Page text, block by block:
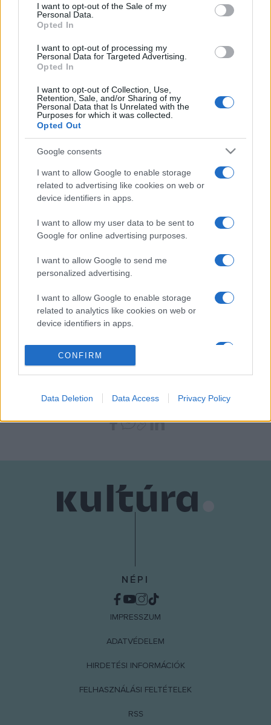
consent section.
I want to opt-out of the Sale of my
Personal Data.
Opted In
I want to opt-out of processing my
Personal Data for Targeted Advertising.
Opted In
I want to opt-out of Collection, Use,
Retention, Sale, and/or Sharing of my
Personal Data that Is Unrelated with the
Purposes for which it was collected.
Opted Out
Google consents
I want to allow Google to enable storage
related to advertising like cookies on web or
device identifiers in apps.
I want to allow my user data to be sent to
Google for online advertising purposes.
I want to allow Google to send me
personalized advertising.
I want to allow Google to enable storage
related to analytics like cookies on web or
device identifiers in apps.
I want to allow Google to enable storage
related to functionality of the website or app.
related to personalization.
I want to allow Google to enable storage
CONFIRM
Data Deletion Data Access Privacy Policy
High Royds
Love Is Not A Competition (But I'm Winning)
Thank You Very Much
I Can Do Without You
Everything Is Average Nowadays
Boxing Champ
Learnt My Lesson Well
Try Your Best
Try Your Best
NÉPI
IMPRESSZUM
ADATVÉDELEM
HIRDETÉSI INFORMÁCIÓK
FELHASZNÁLÁSI FELTÉTELEK
RSS